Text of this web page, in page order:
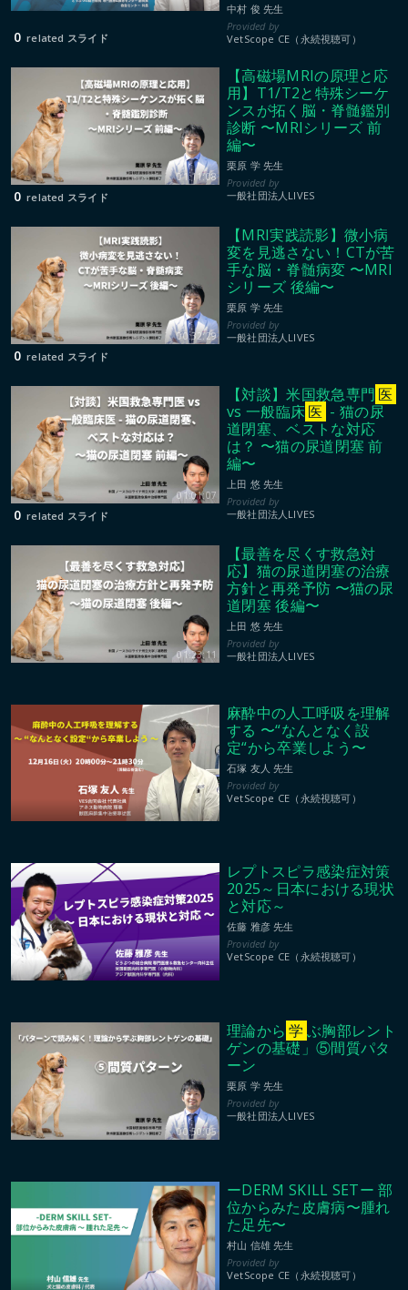
中村 俊 先生
VetScope CE（永続視聴可）
0 related スライド
01:11:08
【高磁場MRIの原理と応
用】T1/T2と特殊シーケ
ンスが拓く脳・脊髄鑑別
診断 〜MRIシリーズ 前
編〜
栗原 学 先生
一般社団法人LIVES
0 related スライド
00:32:29
【MRI実践読影】微小病
変を見逃さない！CTが苦
手な脳・脊髄病変 〜MRI
シリーズ 後編〜
栗原 学 先生
一般社団法人LIVES
0 related スライド
01:01:07
【対談】米国救急専門 医
vs 一般臨床医 - 猫の尿
道閉塞、ベストな対応
は？ 〜猫の尿道閉塞 前
編〜
上田 悠 先生
一般社団法人LIVES
0 related スライド
01:23:11
【最善を尽くす救急対
応】猫の尿道閉塞の治療
方針と再発予防 〜猫の尿
道閉塞 後編〜
上田 悠 先生
一般社団法人LIVES
麻酔中の人工呼吸を理解
する 〜“なんとなく設
定“から卒業しよう〜
石塚 友人 先生
VetScope CE（永続視聴可）
レプトスピラ感染症対策
2025～日本における現状
と対応～
佐藤 雅彦 先生
VetScope CE（永続視聴可）
00:50:05
理論から 学 ぶ胸部レント
ゲンの基礎」⑤間質パタ
ーン
栗原 学 先生
一般社団法人LIVES
ーDERM SKILL SETー 部
位からみた皮膚病〜腫れ
た足先〜
村山 信雄 先生
VetScope CE（永続視聴可）